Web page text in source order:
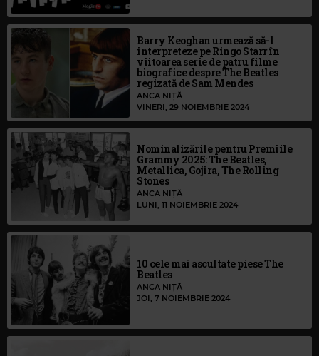
Barry Keoghan urmează să-l
interpreteze pe Ringo Starr în
viitoarea serie de patru filme
biografice despre The Beatles
regizată de Sam Mendes
ANCA NIȚĂ
VINERI, 29 NOIEMBRIE 2024
Nominalizările pentru Premiile
Grammy 2025: The Beatles,
Metallica, Gojira, The Rolling
Stones
ANCA NIȚĂ
LUNI, 11 NOIEMBRIE 2024
10 cele mai ascultate piese The
Beatles
ANCA NIȚĂ
JOI, 7 NOIEMBRIE 2024